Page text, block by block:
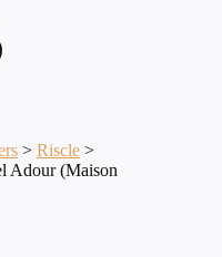
> Riscle >
Adour (Maison